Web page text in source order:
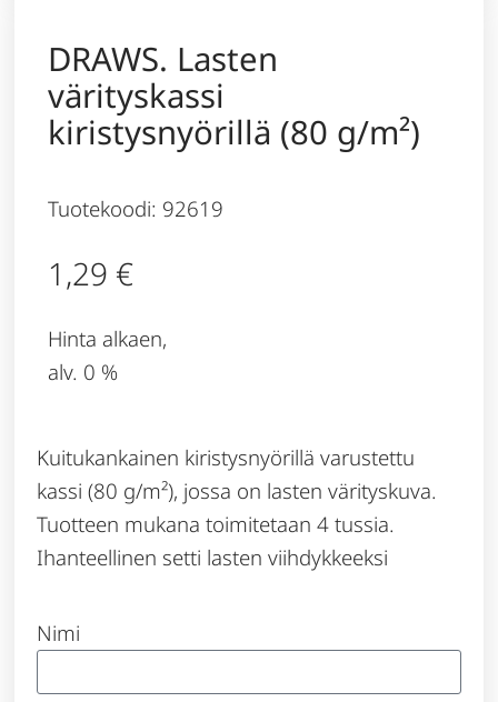
DRAWS. Lasten
värityskassi
kiristysnyörillä (80 g/m²)
Tuotekoodi: 92619
1,29 €
Hinta alkaen,
alv. 0 %
Kuitukankainen kiristysnyörillä varustettu
kassi (80 g/m²), jossa on lasten värityskuva.
Tuotteen mukana toimitetaan 4 tussia.
Ihanteellinen setti lasten viihdykkeeksi
Nimi